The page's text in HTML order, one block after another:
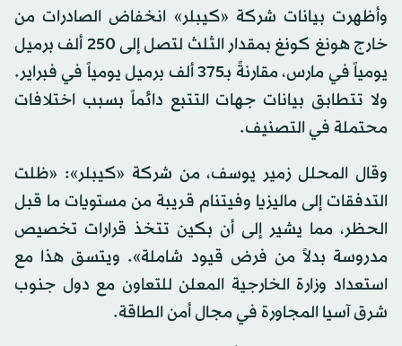
وأظهرت بيانات شركة «كيبلر» انخفاض الصادرات من
خارج هونغ كونغ بمقدار الثلث لتصل إلى 250 ألف برميل
يومياً في مارس، مقارنةً بـ375 ألف برميل يومياً في فبراير.
ولا تتطابق بيانات جهات التتبع دائماً بسبب اختلافات
محتملة في التصنيف.
وقال المحلل زمير يوسف، من شركة «كيبلر»: «ظلت
التدفقات إلى ماليزيا وفيتنام قريبة من مستويات ما قبل
الحظر، مما يشير إلى أن بكين تتخذ قرارات تخصيص
مدروسة بدلاً من فرض قيود شاملة». ويتسق هذا مع
استعداد وزارة الخارجية المعلن للتعاون مع دول جنوب
شرق آسيا المجاورة في مجال أمن الطاقة.